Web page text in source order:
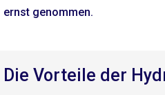
ernst genommen.
Die Vorteile der